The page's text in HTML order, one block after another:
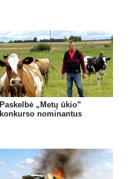
Paskelbė „Metų ūkio”
konkurso nominantus